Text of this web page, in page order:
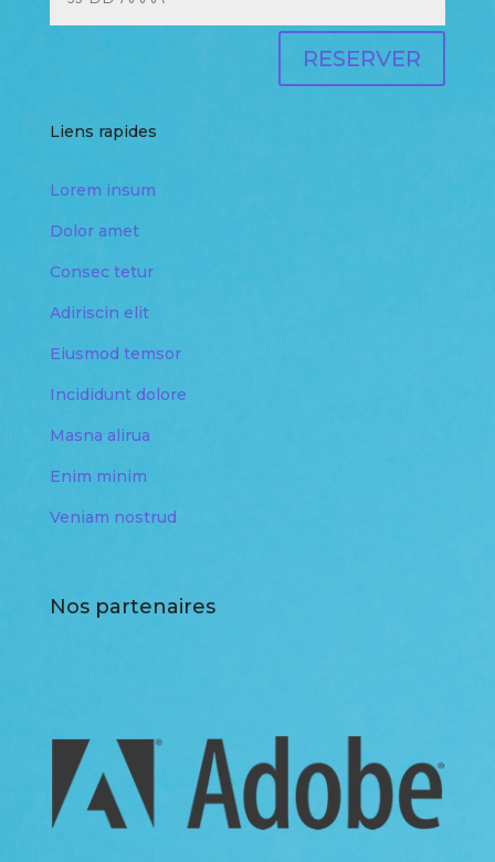
RESERVER
Liens rapides
Lorem insum
Dolor amet
Consec tetur
Adiriscin elit
Eiusmod temsor
Incididunt dolore
Masna alirua
Enim minim
Veniam nostrud
Nos partenaires